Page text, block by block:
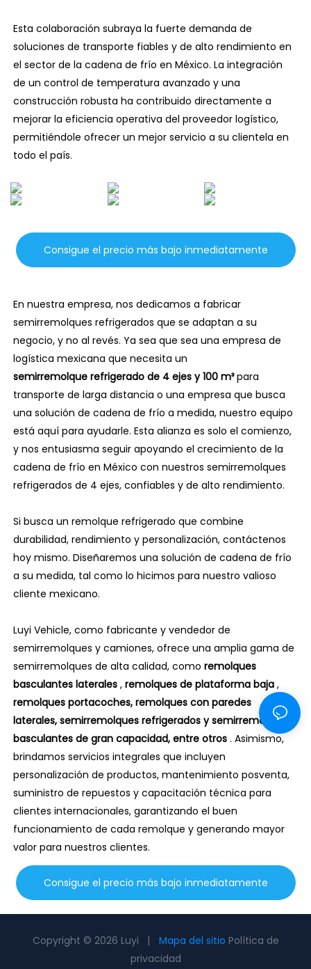
Esta colaboración subraya la fuerte demanda de
soluciones de transporte fiables y de alto rendimiento en
el sector de la cadena de frío en México. La integración
de un control de temperatura avanzado y una
construcción robusta ha contribuido directamente a
mejorar la eficiencia operativa del proveedor logístico,
permitiéndole ofrecer un mejor servicio a su clientela en
todo el país.
Consigue el precio más bajo inmediatamente
En nuestra empresa, nos dedicamos a fabricar
semirremolques refrigerados que se adaptan a su
negocio, y no al revés. Ya sea que sea una empresa de
logística mexicana que necesita un
semirremolque refrigerado de 4 ejes y 100 m³para
transporte de larga distancia o una empresa que busca
una solución de cadena de frío a medida, nuestro equipo
está aquí para ayudarle. Esta alianza es solo el comienzo,
y nos entusiasma seguir apoyando el crecimiento de la
cadena de frío en México con nuestros semirremolques
refrigerados de 4 ejes, confiables y de alto rendimiento.
Si busca un remolque refrigerado que combine
durabilidad, rendimiento y personalización, contáctenos
hoy mismo. Diseñaremos una solución de cadena de frío
a su medida, tal como lo hicimos para nuestro valioso
cliente mexicano.
Luyi Vehicle, como fabricante y vendedor de
semirremolques y camiones, ofrece una amplia gama de
semirremolques de alta calidad, comoremolques
basculantes laterales ,remolques de plataforma baja ,
remolques portacoches, remolques con paredes
laterales, semirremolques refrigerados y semirremolques
basculantes de gran capacidad, entre otros . Asimismo,
brindamos servicios integrales que incluyen
personalización de productos, mantenimiento posventa,
suministro de repuestos y capacitación técnica para
clientes internacionales, garantizando el buen
funcionamiento de cada remolque y generando mayor
valor para nuestros clientes.
Consigue el precio más bajo inmediatamente
Copyright © 2026 Luyi | Mapa del sitio Política de
privacidad